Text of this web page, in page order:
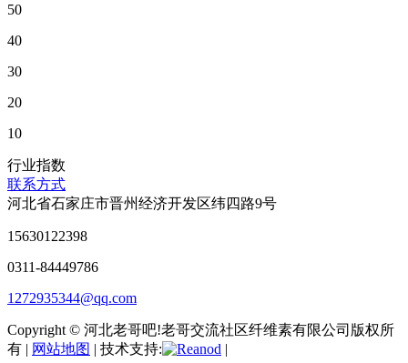
50
40
30
20
10
行业指数
联系方式
河北省石家庄市晋州经济开发区纬四路9号
15630122398
0311-84449786
1272935344@qq.com
Copyright © 河北老哥吧!老哥交流社区纤维素有限公司版权所
有 | 网站地图 | 技术支持: |